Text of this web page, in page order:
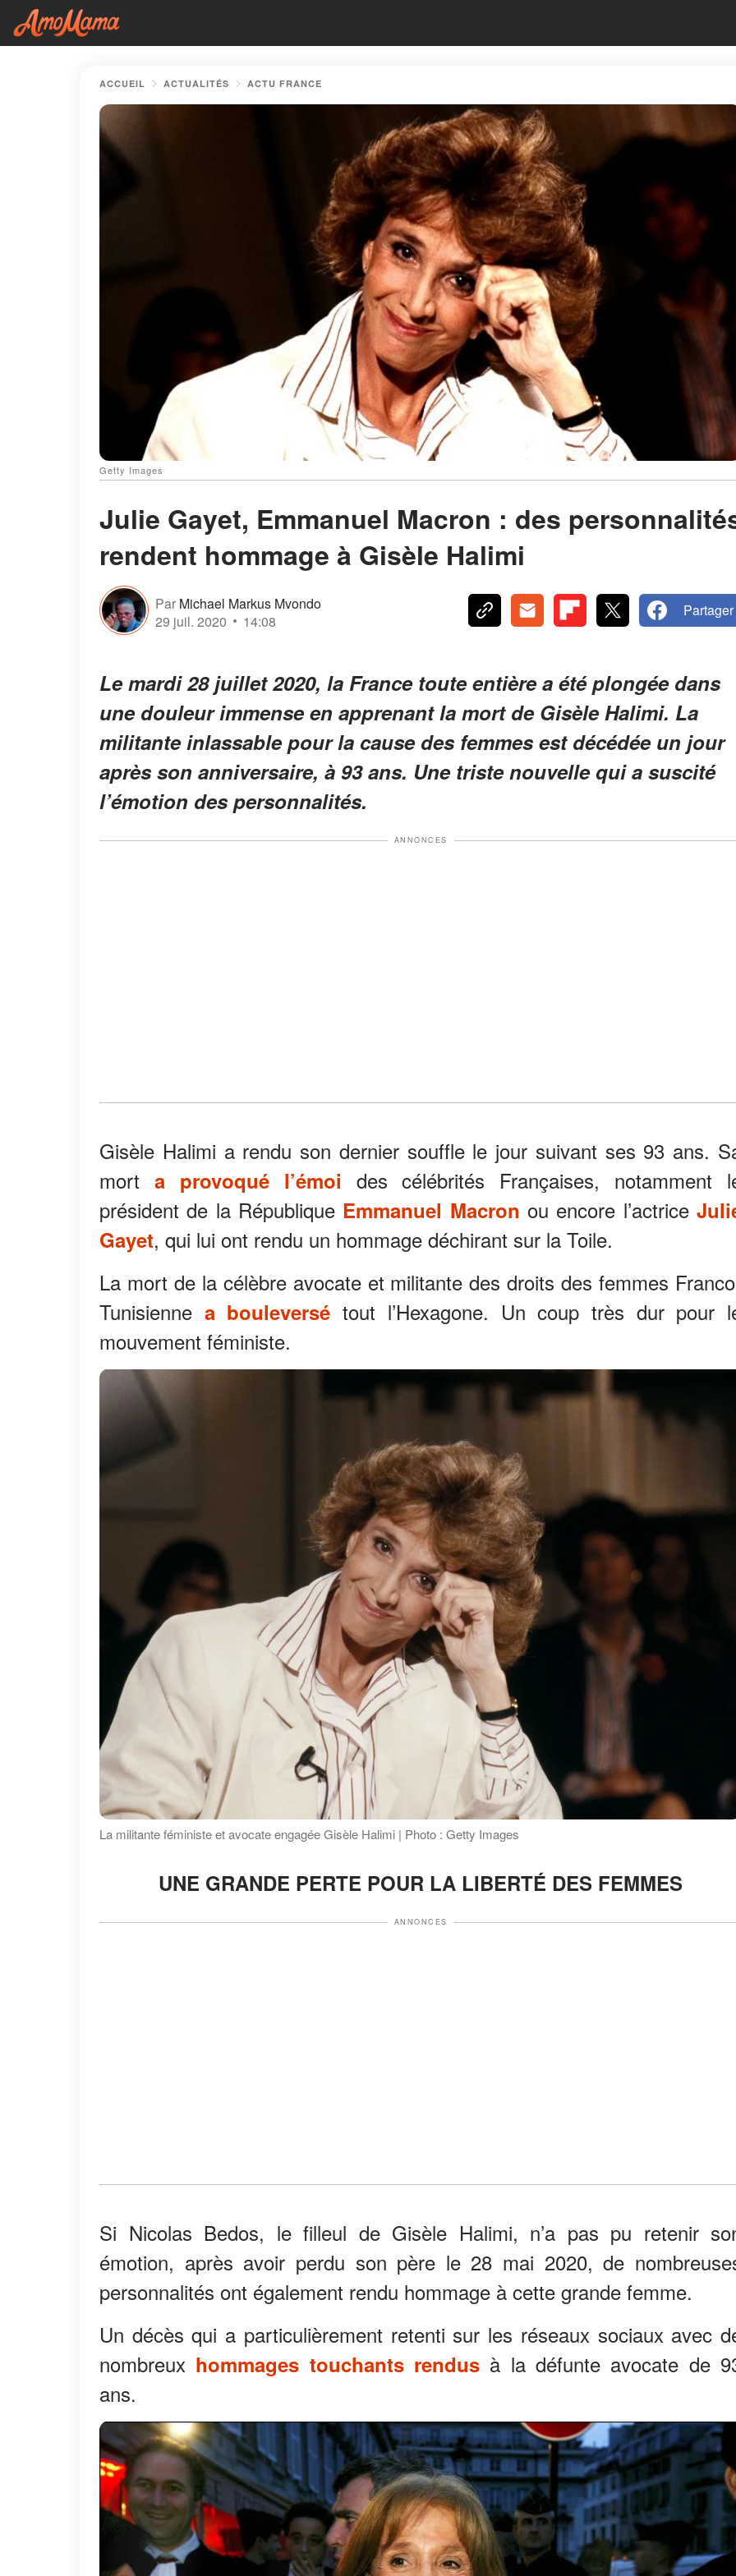
ACCUEIL ACTUALITÉS ACTU FRANCE
Getty Images
Julie Gayet, Emmanuel Macron : des
rendent hommage à Gisèle Halimi
Par Michael Markus Mvondo
29 juil. 2020
14:08
Partager
Le mardi 28 juillet 2020, la France toute entière a été plongée dans
une douleur immense en apprenant la mort de Gisèle Halimi. La
militante inlassable pour la cause des femmes est décédée un jour
après son anniversaire, à 93 ans. Une triste nouvelle qui a suscité
l’émotion des personnalités.
ANNONCES
Gisèle Halimi a rendu son dernier souffle le jour suivant ses 93 ans.
mort a provoqué l’émoi des célébrités Françaises, notamment
président de la République Emmanuel Macron ou encore l’actrice
Gayet, qui lui ont rendu un hommage déchirant sur la Toile.
La mort de la célèbre avocate et militante des droits des femmes
Tunisienne a bouleversé tout l’Hexagone. Un coup très dur pour
mouvement féministe.
La militante féministe et avocate engagée Gisèle Halimi | Photo : Getty Images
UNE GRANDE PERTE POUR LA LIBERTÉ DES FEMMES
ANNONCES
Si Nicolas Bedos, le filleul de Gisèle Halimi, n’a pas pu retenir
émotion, après avoir perdu son père le 28 mai 2020, de
personnalités ont également rendu hommage à cette grande femme.
Un décès qui a particulièrement retenti sur les réseaux sociaux avec
nombreux hommages touchants rendus à la défunte avocate de
ans.